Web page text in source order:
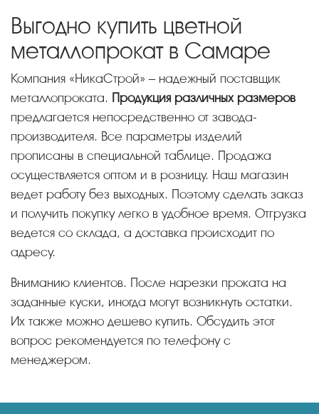
Выгодно купить цветной
металлопрокат в Самаре
Компания «НикаСтрой» – надежный поставщик
металлопроката. Продукция различных размеров
предлагается непосредственно от завода-
производителя. Все параметры изделий
прописаны в специальной таблице. Продажа
осуществляется оптом и в розницу. Наш магазин
ведет работу без выходных. Поэтому сделать заказ
и получить покупку легко в удобное время. Отгрузка
ведется со склада, а доставка происходит по
адресу.
Вниманию клиентов. После нарезки проката на
заданные куски, иногда могут возникнуть остатки.
Их также можно дешево купить. Обсудить этот
вопрос рекомендуется по телефону с
менеджером.